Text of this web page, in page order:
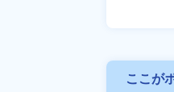
ここが